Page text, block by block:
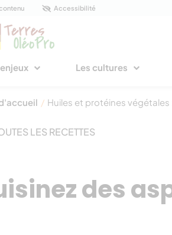
cookies Accessibilité
Les cultures
/ Huiles et protéines
LES RECETTES
des